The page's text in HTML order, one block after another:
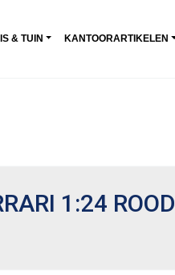
& TUIN KANTOORARTIKELEN
1:24 ROOD